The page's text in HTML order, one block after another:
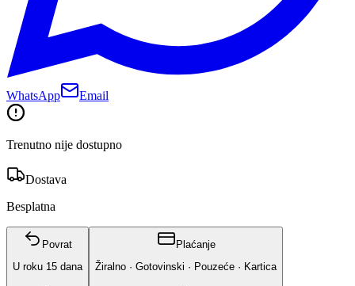
WhatsApp Email
Trenutno nije dostupno
Dostava
Besplatna
Povrat
U roku 15 dana
Plaćanje
Žiralno · Gotovinski · Pouzeće · Kartica